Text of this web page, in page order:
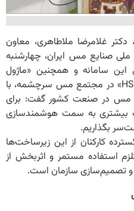
، دکتر غلامرضا ملاطاهری، معاون
صنایع مس ایران، چهارشنبه
این سامانه و همچنین «ماژول
تجهیزات حفاظت فردی- سامانه HSE» در مجتمع مس سرچشمه، با
مس در صنعت کشور گفت: برای
بیشتری به سمت هوشمندسازی
بگذاریم.
کارکنان از این زیرساخت‌ها
استفاده مستمر و اثربخش از
و تصمیم‌سازی سازمان است.